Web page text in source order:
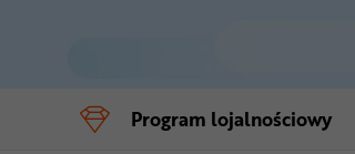
Menu główne
Program lojalnościowy